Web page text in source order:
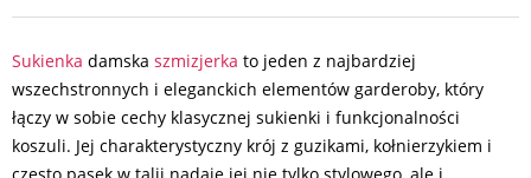
Sukienka damska szmizjerka to jeden z najbardziej
wszechstronnych i eleganckich elementów garderoby, który
łączy w sobie cechy klasycznej sukienki i funkcjonalności
koszuli. Jej charakterystyczny krój z guzikami, kołnierzykiem i